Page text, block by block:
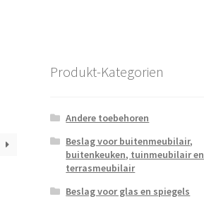
Produkt-Kategorien
Andere toebehoren
Beslag voor buitenmeubilair,
buitenkeuken, tuinmeubilair en
terrasmeubilair
Beslag voor glas en spiegels